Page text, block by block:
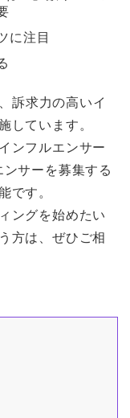
に注目
訴求力の高いイ
しています。
ンフルエンサー
サーを募集する
です。
ングを始めたい
方は、ぜひご相